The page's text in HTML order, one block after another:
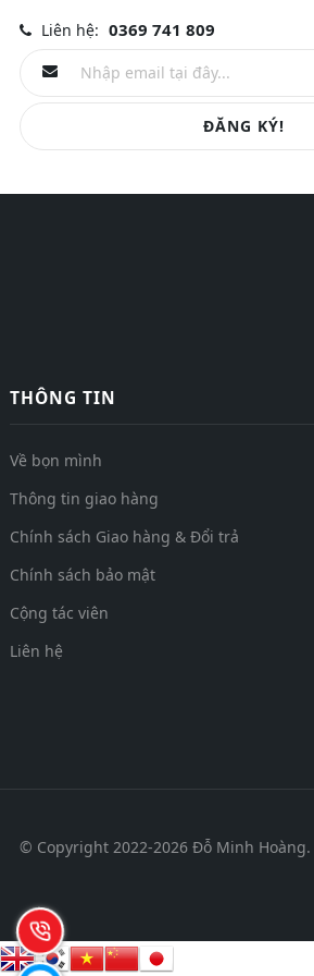
Liên hệ: 0369 741 809
ĐĂNG KÝ!
THÔNG TIN
Về bọn mình
Thông tin giao hàng
Chính sách Giao hàng & Đổi trả
Chính sách bảo mật
Cộng tác viên
Liên hệ
© Copyright 2022-2026 Đỗ Minh Hoàng.